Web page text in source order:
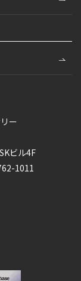
ー
ビル4F
1011